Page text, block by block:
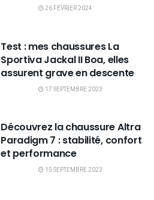
26 FÉVRIER 2024
Test : mes chaussures La
Sportiva Jackal II Boa, elles
assurent grave en descente
17 SEPTEMBRE 2023
Découvrez la chaussure Altra
Paradigm 7 : stabilité, confort
et performance
15 SEPTEMBRE 2023